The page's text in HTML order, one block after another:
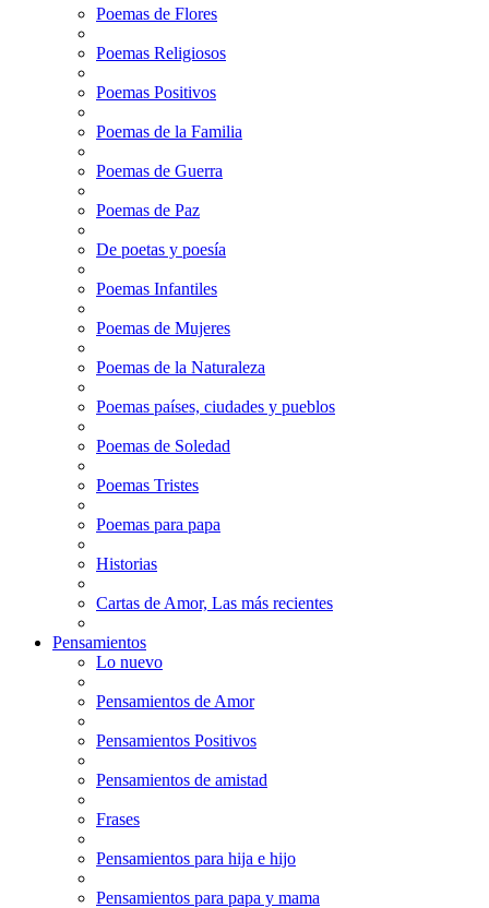
Poemas de Flores
Poemas Religiosos
Poemas Positivos
Poemas de la Familia
Poemas de Guerra
Poemas de Paz
De poetas y poesía
Poemas Infantiles
Poemas de Mujeres
Poemas de la Naturaleza
Poemas países, ciudades y pueblos
Poemas de Soledad
Poemas Tristes
Poemas para papa
Historias
Cartas de Amor, Las más recientes
Pensamientos
Lo nuevo
Pensamientos de Amor
Pensamientos Positivos
Pensamientos de amistad
Frases
Pensamientos para hija e hijo
Pensamientos para papa y mama